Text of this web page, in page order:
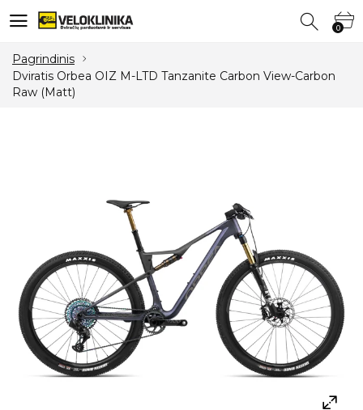
0 0
Pagrindinis
Dviratis Orbea OIZ M-LTD Tanzanite Carbon View-Carbon
Raw (Matt)